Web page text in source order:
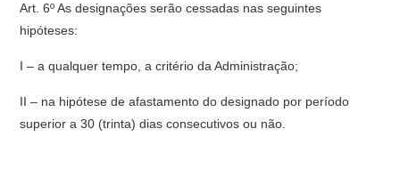
Art. 6º As designações serão cessadas nas seguintes
hipóteses:
I – a qualquer tempo, a critério da Administração;
II – na hipótese de afastamento do designado por período
superior a 30 (trinta) dias consecutivos ou não.